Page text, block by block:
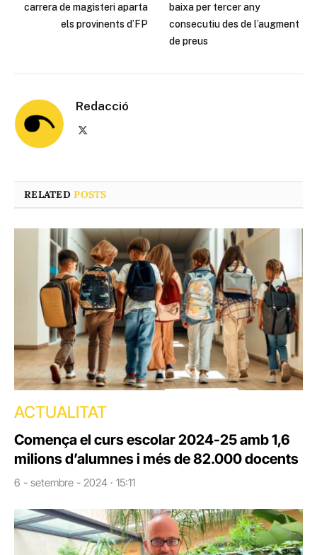
carrera de magisteri aparta
els provinents d’FP
baixa per tercer any
consecutiu des de l’augment
de preus
Redacció
RELATEDPOSTS
ACTUALITAT
Comença el curs escolar 2024-25 amb 1,6
milions d’alumnes i més de 82.000 docents
6 - setembre - 2024 · 15:11